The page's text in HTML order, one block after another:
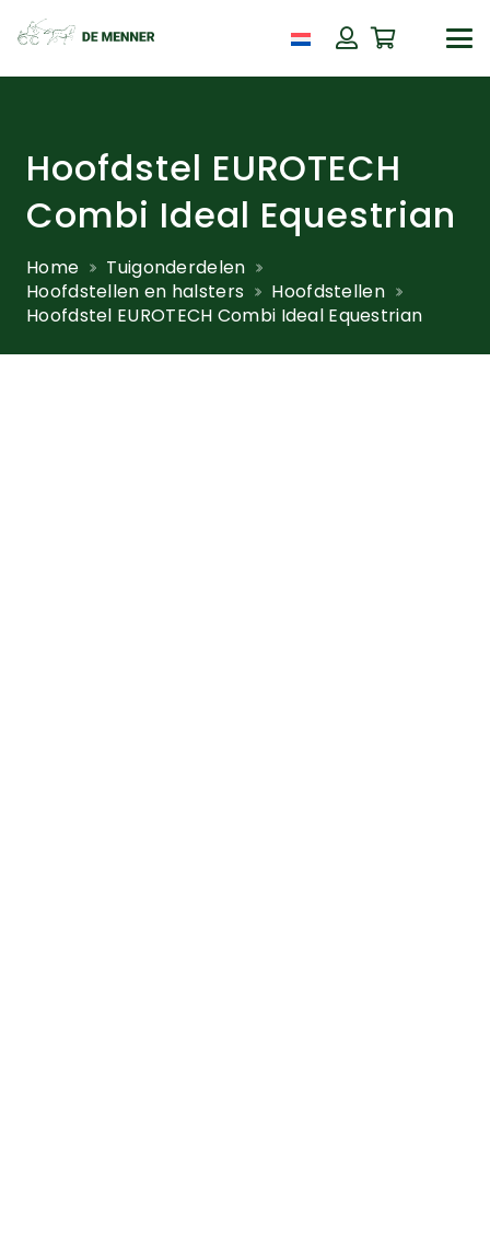
Hoofdstel EUROTECH
Combi Ideal Equestrian
Home
Tuigonderdelen
Hoofdstellen en halsters
Hoofdstellen
Hoofdstel EUROTECH Combi Ideal Equestrian